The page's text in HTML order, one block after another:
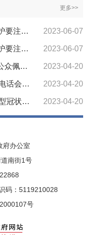
更多>>
新冠“乙类乙管”后迎来首次高考 防护要注意啥？ 2023-06-07
新冠“乙类乙管”后迎来首次高考 防护要注意啥？ 2023-06-07
一图读懂 | 预防新型冠状病毒感染公众佩戴口罩指引（2023年4月版） 2023-04-20
刘国中在国务院联防联控机制电视电话会议上强调 毫不放松抓好新阶段疫情防控 坚决巩固住来之不易的重大成果 2023-04-20
高等学校、中小学校和托幼机构新型冠状病毒感染防控技术方案（第七版） 2023-04-20
府办公室
南街1号
码：5119210028
号